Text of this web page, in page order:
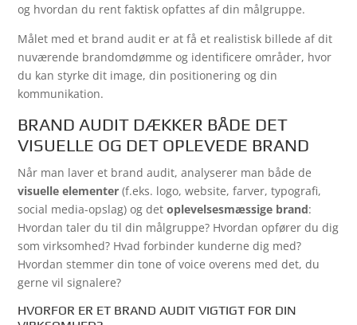
og hvordan du rent faktisk opfattes af din målgruppe.
Målet med et brand audit er at få et realistisk billede af dit
nuværende brandomdømme og identificere områder, hvor
du kan styrke dit image, din positionering og din
kommunikation.
BRAND AUDIT DÆKKER BÅDE DET
VISUELLE OG DET OPLEVEDE BRAND
Når man laver et brand audit, analyserer man både de
visuelle elementer (f.eks. logo, website, farver, typografi,
social media-opslag) og detoplevelsesmæssige brand:
Hvordan taler du til din målgruppe? Hvordan opfører du dig
som virksomhed? Hvad forbinder kunderne dig med?
Hvordan stemmer din tone of voice overens med det, du
gerne vil signalere?
HVORFOR ER ET BRAND AUDIT VIGTIGT FOR DIN